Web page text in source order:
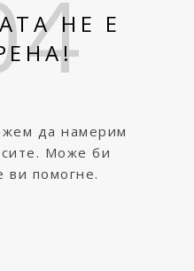
НЕ Е
да намерим
Може би
ви помогне.